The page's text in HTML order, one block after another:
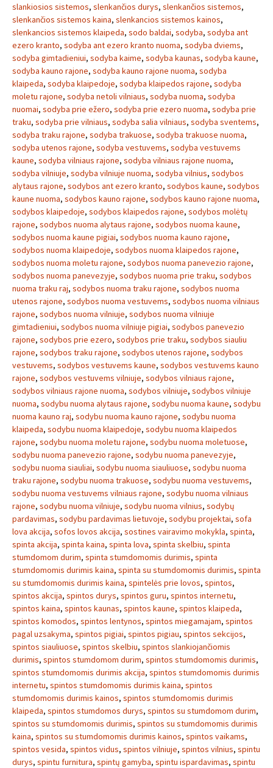
slankiosios sistemos, slenkančios durys, slenkančios sistemos,
slenkančios sistemos kaina, slenkancios sistemos kainos,
slenkancios sistemos klaipeda, sodo baldai, sodyba, sodyba ant
ezero kranto, sodyba ant ezero kranto nuoma, sodyba dviems,
sodyba gimtadieniui, sodyba kaime, sodyba kaunas, sodyba kaune,
sodyba kauno rajone, sodyba kauno rajone nuoma, sodyba
klaipeda, sodyba klaipedoje, sodyba klaipedos rajone, sodyba
moletu rajone, sodyba netoli vilniaus, sodyba nuoma, sodyba
nuomai, sodyba prie ežero, sodyba prie ezero nuoma, sodyba prie
traku, sodyba prie vilniaus, sodyba salia vilniaus, sodyba sventems,
sodyba traku rajone, sodyba trakuose, sodyba trakuose nuoma,
sodyba utenos rajone, sodyba vestuvems, sodyba vestuvems
kaune, sodyba vilniaus rajone, sodyba vilniaus rajone nuoma,
sodyba vilniuje, sodyba vilniuje nuoma, sodyba vilnius, sodybos
alytaus rajone, sodybos ant ezero kranto, sodybos kaune, sodybos
kaune nuoma, sodybos kauno rajone, sodybos kauno rajone nuoma,
sodybos klaipedoje, sodybos klaipedos rajone, sodybos molėtų
rajone, sodybos nuoma alytaus rajone, sodybos nuoma kaune,
sodybos nuoma kaune pigiai, sodybos nuoma kauno rajone,
sodybos nuoma klaipedoje, sodybos nuoma klaipedos rajone,
sodybos nuoma moletu rajone, sodybos nuoma panevezio rajone,
sodybos nuoma panevezyje, sodybos nuoma prie traku, sodybos
nuoma traku raj, sodybos nuoma traku rajone, sodybos nuoma
utenos rajone, sodybos nuoma vestuvems, sodybos nuoma vilniaus
rajone, sodybos nuoma vilniuje, sodybos nuoma vilniuje
gimtadieniui, sodybos nuoma vilniuje pigiai, sodybos panevezio
rajone, sodybos prie ezero, sodybos prie traku, sodybos siauliu
rajone, sodybos traku rajone, sodybos utenos rajone, sodybos
vestuvems, sodybos vestuvems kaune, sodybos vestuvems kauno
rajone, sodybos vestuvems vilniuje, sodybos vilniaus rajone,
sodybos vilniaus rajone nuoma, sodybos vilniuje, sodybos vilniuje
nuoma, sodybu nuoma alytaus rajone, sodybu nuoma kaune, sodybu
nuoma kauno raj, sodybu nuoma kauno rajone, sodybu nuoma
klaipeda, sodybu nuoma klaipedoje, sodybu nuoma klaipedos
rajone, sodybu nuoma moletu rajone, sodybu nuoma moletuose,
sodybu nuoma panevezio rajone, sodybu nuoma panevezyje,
sodybu nuoma siauliai, sodybu nuoma siauliuose, sodybu nuoma
traku rajone, sodybu nuoma trakuose, sodybu nuoma vestuvems,
sodybu nuoma vestuvems vilniaus rajone, sodybu nuoma vilniaus
rajone, sodybu nuoma vilniuje, sodybu nuoma vilnius, sodybų
pardavimas, sodybu pardavimas lietuvoje, sodybu projektai, sofa
lova akcija, sofos lovos akcija, sostines vairavimo mokykla, spinta,
spinta akcija, spinta kaina, spinta lova, spinta skelbiu, spinta
stumdomom durim, spinta stumdomomis durimis, spinta
stumdomomis durimis kaina, spinta su stumdomomis durimis, spinta
su stumdomomis durimis kaina, spintelės prie lovos, spintos,
spintos akcija, spintos durys, spintos guru, spintos internetu,
spintos kaina, spintos kaunas, spintos kaune, spintos klaipeda,
spintos komodos, spintos lentynos, spintos miegamajam, spintos
pagal uzsakyma, spintos pigiai, spintos pigiau, spintos sekcijos,
spintos siauliuose, spintos skelbiu, spintos slankiojančiomis
durimis, spintos stumdomom durim, spintos stumdomomis durimis,
spintos stumdomomis durimis akcija, spintos stumdomomis durimis
internetu, spintos stumdomomis durimis kaina, spintos
stumdomomis durimis kainos, spintos stumdomomis durimis
klaipeda, spintos stumdomos durys, spintos su stumdomom durim,
spintos su stumdomomis durimis, spintos su stumdomomis durimis
kaina, spintos su stumdomomis durimis kainos, spintos vaikams,
spintos vesida, spintos vidus, spintos vilniuje, spintos vilnius, spintu
durys, spintu furnitura, spintų gamyba, spintu ispardavimas, spintu